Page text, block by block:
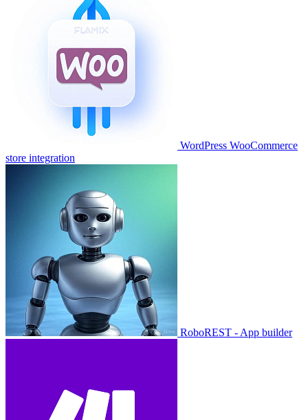
WordPress WooCommerce
store integration
RoboREST - App builder